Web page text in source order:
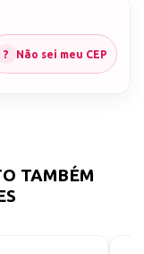
Não sei meu CEP
TAMBÉM